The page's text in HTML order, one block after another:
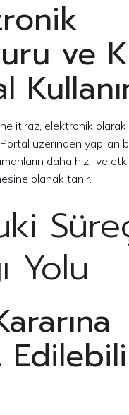
ve
itiraz, elektronik olarak
Portal üzerinden yapılan
daha hızlı ve
olanak tanır.
Yolu